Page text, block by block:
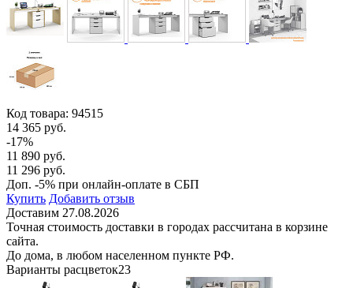
Код товара: 94515
14 365 руб.
-17%
11 890 руб.
11 296 руб.
Доп. -5% при онлайн-оплате в СБП
Купить Добавить отзыв
Доставим 27.08.2026
Точная стоимость доставки в городах рассчитана в корзине
сайта.
До дома, в любом населенном пункте РФ.
Варианты расцветок23